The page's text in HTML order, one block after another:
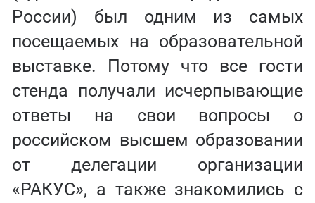
России) был одним из самых
посещаемых на образовательной
выставке. Потому что все гости
стенда получали исчерпывающие
ответы на свои вопросы о
российском высшем образовании
от делегации организации
«РАКУС», а также знакомились с